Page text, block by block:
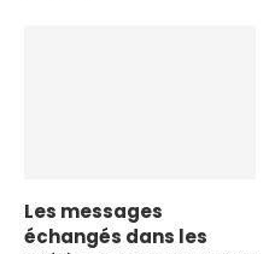
Les messages
échangés dans les